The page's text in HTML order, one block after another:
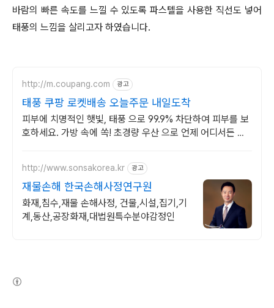
바람의 빠른 속도를 느낄 수 있도록 파스텔을 사용한 직선도 넣어
태풍의 느낌을 살리고자 하였습니다.
http://m.coupang.com 광고
태풍 쿠팡 로켓배송 오늘주문 내일도착
피부에 치명적인 햇빛, 태풍 으로 99.9% 차단하여 피부를 보
호하세요. 가방 속에 쏙! 초경량 우산 으로 언제 어디서든 비
http://www.sonsakorea.kr 광고
재물손해 한국손해사정연구원
화재,침수,재물 손해사정, 건물,시설,집기,기
계,동산,공장화재,대법원특수분야감정인